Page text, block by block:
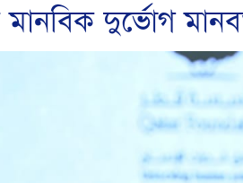
মানবিক দুর্ভোগ